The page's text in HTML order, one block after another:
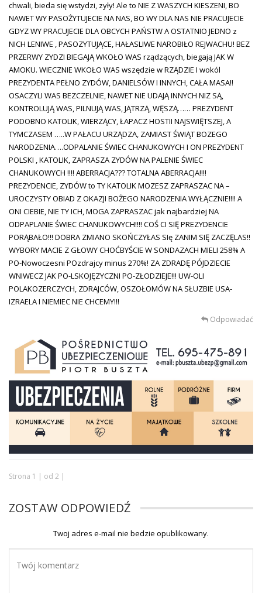
chwali, bieda się wstydzi, zyły! Ale to NIE Z WASZYCH KIESZENI, BO
NAWET WY PASOŻYTUJECIE NA NAS, BO WY DLA NAS NIE PRACUJECIE
GDYZ WY PRACUJECIE DLA OBCYCH PAŃSTW A OSTATNIO JEDNO z
NICH LENIWE , PASOZYTUJĄCE, HAŁASLIWE NAROBIŁO REJWACHU! BEZ
PRZERWY ZYDZI BIEGAJĄ WKOŁO WAS rządzących, biegają JAK W
AMOKU. WIECZNIE WKOŁO WAS wszędzie w RZĄDZIE I wokól
PREZYDENTA PEŁNO ZYDÓW, DANIELSÓW I INNYCH, CAŁA MASA!!
OSACZYLI WAS BEZCZELNIE, NAWET NIE UDAJĄ INNYCH NIZ SĄ,
KONTROLUJĄ WAS, PILNUJĄ WAS, JĄTRZĄ, WĘSZĄ…… PREZYDENT
PODOBNO KATOLIK, WIERZĄCY, ŁAPACZ HOSTII NAJSWIĘTSZEJ, A
TYMCZASEM …..W PAŁACU URZĄDZA, ZAMIAST ŚWIĄT BOZEGO
NARODZENIA….ODPALANIE ŚWIEC CHANUKOWYCH I ON PREZYDENT
POLSKI , KATOLIK, ZAPRASZA ZYDÓW NA PALENIE ŚWIEC
CHANUKOWYCH !!!! ABERRACJA??? TOTALNA ABERRACJA!!!!
PREZYDENCIE, ZYDÓW to TY KATOLIK MOZESZ ZAPRASZAC NA –
UROCZYSTY OBIAD Z OKAZJI BOŻEGO NARODZENIA WYŁĄCZNIE!!!! A
ONI CIEBIE, NIE TY ICH, MOGA ZAPRASZAC jak najbardziej NA
ODPAPLANIE ŚWIEC CHANUKOWYCH!!!! COŚ CI SIĘ PREZYDENCIE
PORĄBAŁO!!! DOBRA ZMIANO SKOŃCZYŁAS SIę ZANIM SIĘ ZACZĘLAS!!
WYBORY MACIE Z GŁOWY CHOĆBYŚCIE W SONDAZACH MIELI 258% A
PO-Nowoczesni POzdrajcy minus 270%! ZA ZDRADĘ PÓJDZIECIE
WNIWECZ JAK PO-LSKOJĘZYCZNI PO-ZŁODZIEJE!!! UW-OLI
POLAKOZERCZYCH, ZDRAJCÓW, OSZOŁOMÓW NA SŁUZBIE USA-
IZRAELA I NIEMIEC NIE CHCEMY!!!
Odpowiadać
Strona 1 | od 2 |
ZOSTAW ODPOWIEDŹ
Twoj adres e-mail nie bedzie opublikowany.